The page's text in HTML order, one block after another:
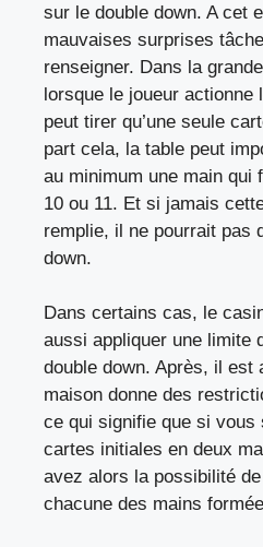
sur le double down. A cet
mauvaises surprises
renseigner. Dans la
lorsque le joueur actionne
peut tirer qu’une seule
part cela, la table peut
au minimum une main qui
10 ou 11. Et si jamais
remplie, il ne pourrait pas
down.
Dans certains cas, le
aussi appliquer une limite
double down. Après, il est
maison donne des
ce qui signifie que si vous
cartes initiales en deux
avez alors la possibilité
chacune des mains